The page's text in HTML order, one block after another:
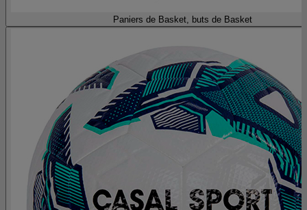
Paniers de Basket, buts de Basket